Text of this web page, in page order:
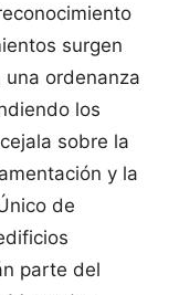
surgen
ordenanza
los
sobre la
y la
de
parte del